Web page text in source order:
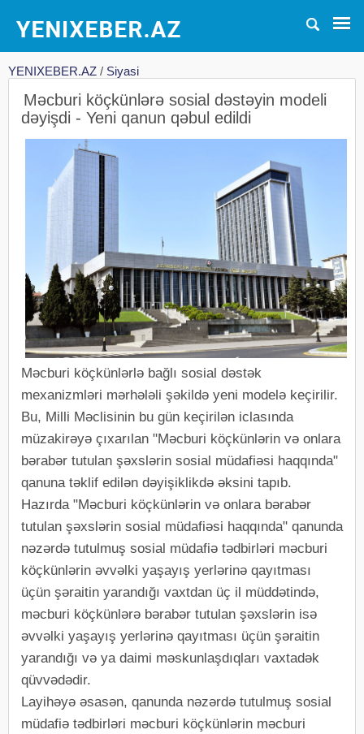
YENIXEBER.AZ / Siyasi
Məcburi köçkünlərə sosial dəstəyin modeli
dəyişdi - Yeni qanun qəbul edildi
Məcburi köçkünlərlə bağlı sosial dəstək
mexanizmləri mərhələli şəkildə yeni modelə keçirilir.
Bu, Milli Məclisinin bu gün keçirilən iclasında
müzakirəyə çıxarılan "Məcburi köçkünlərin və onlara
bərabər tutulan şəxslərin sosial müdafiəsi haqqında"
qanuna təklif edilən dəyişiklikdə əksini tapıb.
Hazırda "Məcburi köçkünlərin və onlara bərabər
tutulan şəxslərin sosial müdafiəsi haqqında" qanunda
nəzərdə tutulmuş sosial müdafiə tədbirləri məcburi
köçkünlərin əvvəlki yaşayış yerlərinə qayıtması
üçün şəraitin yarandığı vaxtdan üç il müddətində,
məcburi köçkünlərə bərabər tutulan şəxslərin isə
əvvəlki yaşayış yerlərinə qayıtması üçün şəraitin
yarandığı və ya daimi məskunlaşdıqları vaxtadək
qüvvədədir.
Layihəyə əsasən, qanunda nəzərdə tutulmuş sosial
müdafiə tədbirləri məcburi köçkünlərin məcburi